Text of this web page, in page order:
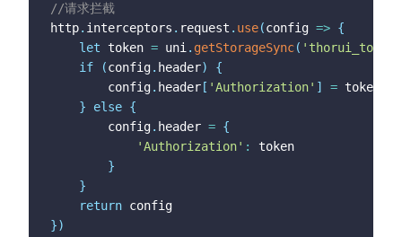
//请求拦截
http. interceptors . request . use(config => {
let token = uni. getStorageSync( 'thorui_token'
if
(config. header)
{
		config
. header [ 'Authorization' ] = token
}
else {
		config
. header = {
'Authorization' :
token
}
}
return
})